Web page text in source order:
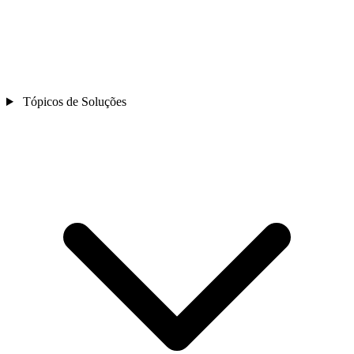
Tópicos de Soluções